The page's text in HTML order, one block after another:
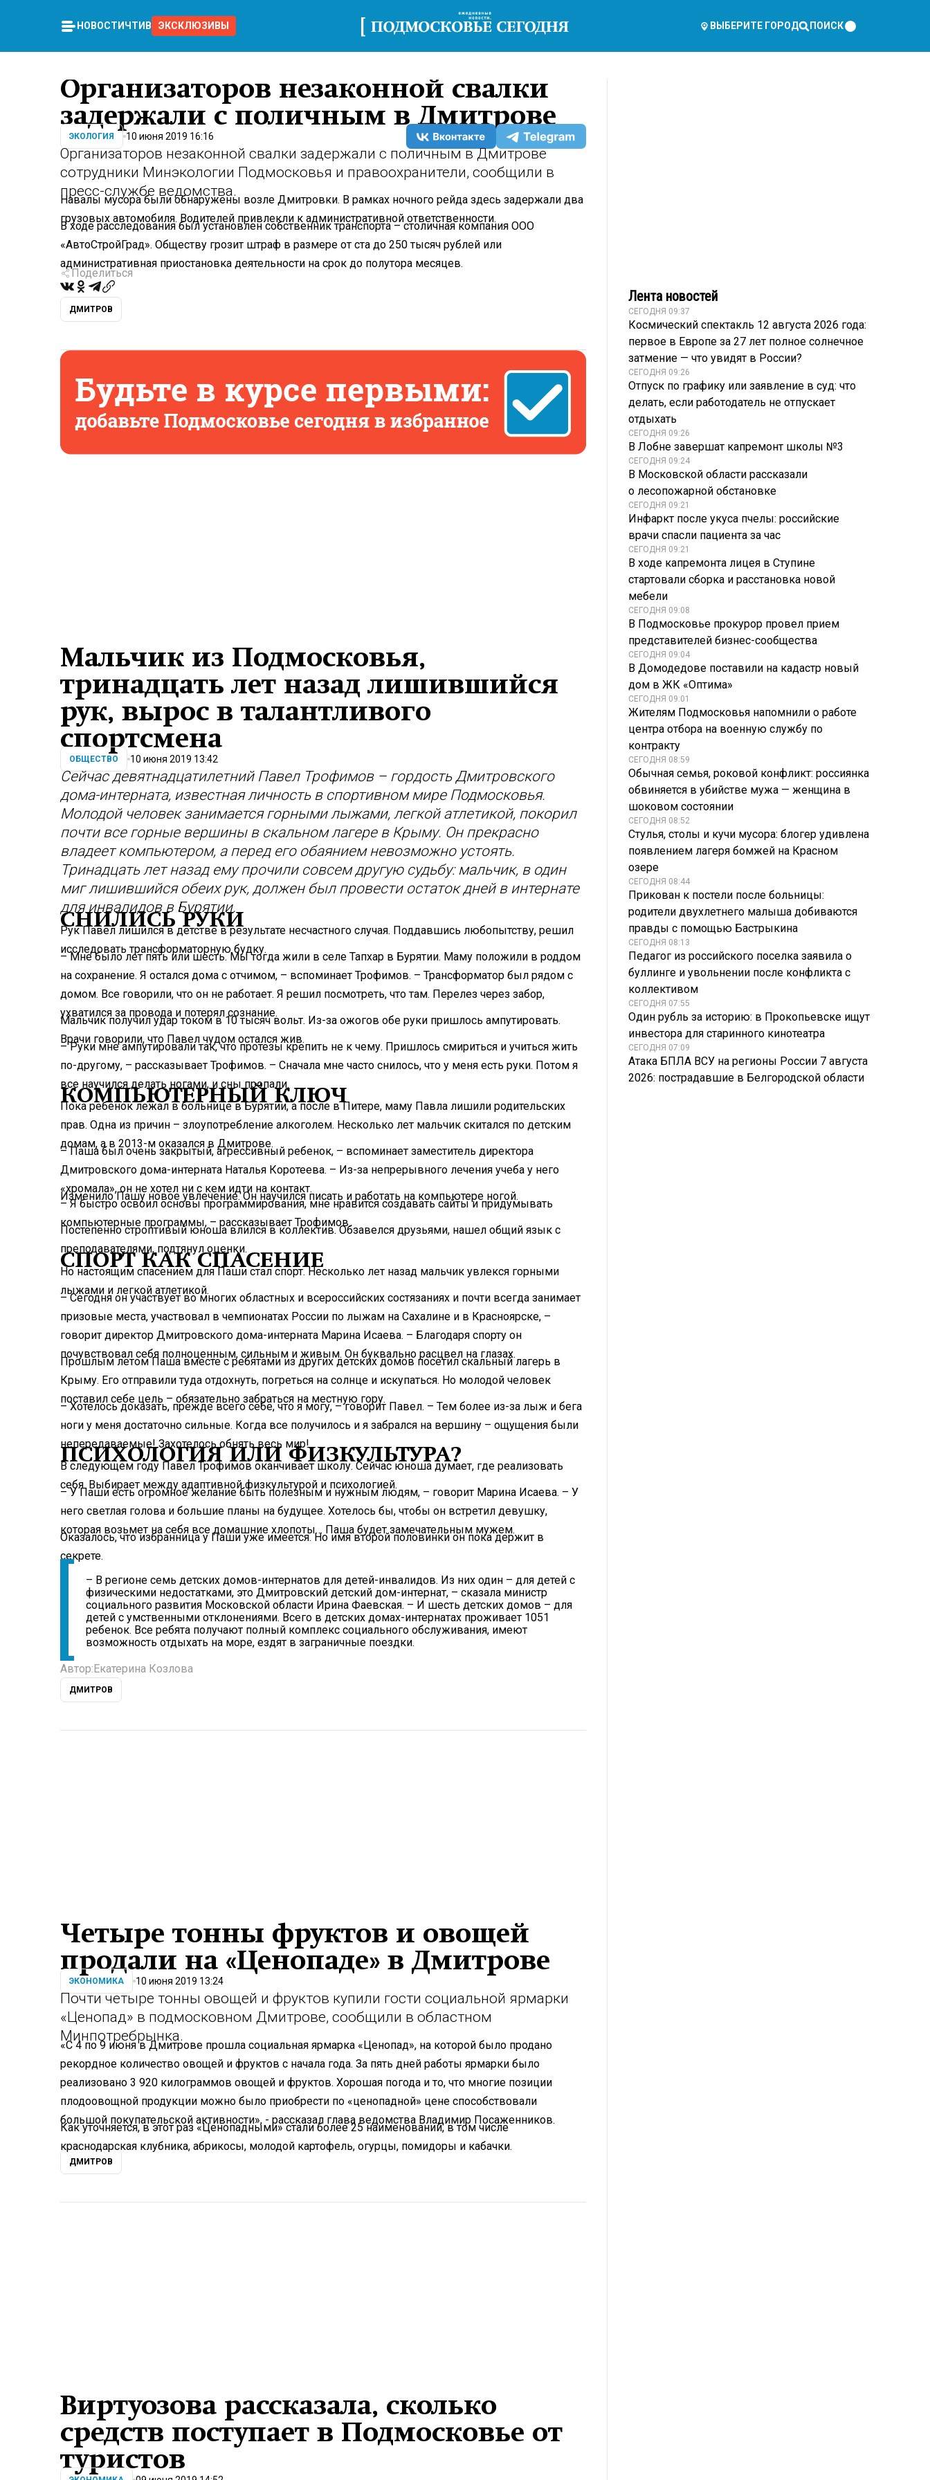
НОВОСТИ ЧТИВО ЭКСКЛЮЗИВЫ ВЫБЕРИТЕ ГОРОД ПОИСК
Организаторов незаконной свалки
задержали с поличным в Дмитрове
ЭКОЛОГИЯ 10 июня 2019 16:16
Организаторов незаконной свалки задержали с поличным в Дмитрове
сотрудники Минэкологии Подмосковья и правоохранители, сообщили в
пресс-службе ведомства.
Навалы мусора были обнаружены возле Дмитровки. В рамках ночного рейда здесь задержали два
грузовых автомобиля. Водителей привлекли к административной ответственности.
В ходе расследования был установлен собственник транспорта – столичная компания ООО
«АвтоСтройГрад». Обществу грозит штраф в размере от ста до 250 тысяч рублей или
административная приостановка деятельности на срок до полутора месяцев.
Поделиться
ДМИТРОВ
Мальчик из Подмосковья,
тринадцать лет назад лишившийся
рук, вырос в талантливого
спортсмена
ОБЩЕСТВО 10 июня 2019 13:42
Сейчас девятнадцатилетний Павел Трофимов – гордость Дмитровского
дома-интерната, известная личность в спортивном мире Подмосковья.
Молодой человек занимается горными лыжами, легкой атлетикой, покорил
почти все горные вершины в скальном лагере в Крыму. Он прекрасно
владеет компьютером, а перед его обаянием невозможно устоять.
Тринадцать лет назад ему прочили совсем другую судьбу: мальчик, в один
миг лишившийся обеих рук, должен был провести остаток дней в интернате
для инвалидов в Бурятии.
СНИЛИСЬ РУКИ
Рук Павел лишился в детстве в результате несчастного случая. Поддавшись любопытству, решил
исследовать трансформаторную будку.
– Мне было лет пять или шесть. Мы тогда жили в селе Тапхар в Бурятии. Маму положили в роддом
на сохранение. Я остался дома с отчимом, – вспоминает Трофимов. – Трансформатор был рядом с
домом. Все говорили, что он не работает. Я решил посмотреть, что там. Перелез через забор,
ухватился за провода и потерял сознание.
Мальчик получил удар током в 10 тысяч вольт. Из-за ожогов обе руки пришлось ампутировать.
Врачи говорили, что Павел чудом остался жив.
– Руки мне ампутировали так, что протезы крепить не к чему. Пришлось смириться и учиться жить
по-другому, – рассказывает Трофимов. – Сначала мне часто снилось, что у меня есть руки. Потом я
все научился делать ногами, и сны пропали.
КОМПЬЮТЕРНЫЙ КЛЮЧ
Пока ребенок лежал в больнице в Бурятии, а после в Питере, маму Павла лишили родительских
прав. Одна из причин – злоупотребление алкоголем. Несколько лет мальчик скитался по детским
домам, а в 2013-м оказался в Дмитрове.
– Паша был очень закрытый, агрессивный ребенок, – вспоминает заместитель директора
Дмитровского дома-интерната Наталья Коротеева. – Из-за непрерывного лечения учеба у него
«хромала», он не хотел ни с кем идти на контакт.
Изменило Пашу новое увлечение. Он научился писать и работать на компьютере ногой.
– Я быстро освоил основы программирования, мне нравится создавать сайты и придумывать
компьютерные программы, – рассказывает Трофимов.
Постепенно строптивый юноша влился в коллектив. Обзавелся друзьями, нашел общий язык с
преподавателями, подтянул оценки.
СПОРТ КАК СПАСЕНИЕ
Но настоящим спасением для Паши стал спорт. Несколько лет назад мальчик увлекся горными
лыжами и легкой атлетикой.
– Сегодня он участвует во многих областных и всероссийских состязаниях и почти всегда занимает
призовые места, участвовал в чемпионатах России по лыжам на Сахалине и в Красноярске, –
говорит директор Дмитровского дома-интерната Марина Исаева. – Благодаря спорту он
почувствовал себя полноценным, сильным и живым. Он буквально расцвел на глазах.
Прошлым летом Паша вместе с ребятами из других детских домов посетил скальный лагерь в
Крыму. Его отправили туда отдохнуть, погреться на солнце и искупаться. Но молодой человек
поставил себе цель – обязательно забраться на местную гору.
– Хотелось доказать, прежде всего себе, что я могу, – говорит Павел. – Тем более из-за лыж и бега
ноги у меня достаточно сильные. Когда все получилось и я забрался на вершину – ощущения были
непередаваемые! Захотелось обнять весь мир!
ПСИХОЛОГИЯ ИЛИ ФИЗКУЛЬТУРА?
В следующем году Павел Трофимов оканчивает школу. Сейчас юноша думает, где реализовать
себя. Выбирает между адаптивной физкультурой и психологией.
– У Паши есть огромное желание быть полезным и нужным людям, – говорит Марина Исаева. – У
него светлая голова и большие планы на будущее. Хотелось бы, чтобы он встретил девушку,
которая возьмет на себя все домашние хлопоты… Паша будет замечательным мужем.
Оказалось, что избранница у Паши уже имеется. Но имя второй половинки он пока держит в
секрете.
– В регионе семь детских домов-интернатов для детей-инвалидов. Из них один – для детей с
физическими недостатками, это Дмитровский детский дом-интернат, – сказала министр
социального развития Московской области Ирина Фаевская. – И шесть детских домов – для
детей с умственными отклонениями. Всего в детских домах-интернатах проживает 1051
ребенок. Все ребята получают полный комплекс социального обслуживания, имеют
возможность отдыхать на море, ездят в заграничные поездки.
Автор: Екатерина Козлова
ДМИТРОВ
Четыре тонны фруктов и овощей
продали на «Ценопаде» в Дмитрове
ЭКОНОМИКА 10 июня 2019 13:24
Почти четыре тонны овощей и фруктов купили гости социальной ярмарки
«Ценопад» в подмосковном Дмитрове, сообщили в областном
Минпотребрынка.
«С 4 по 9 июня в Дмитрове прошла социальная ярмарка «Ценопад», на которой было продано
рекордное количество овощей и фруктов с начала года. За пять дней работы ярмарки было
реализовано 3 920 килограммов овощей и фруктов. Хорошая погода и то, что многие позиции
плодоовощной продукции можно было приобрести по «ценопадной» цене способствовали
большой покупательской активности», - рассказал глава ведомства Владимир Посаженников.
Как уточняется, в этот раз «Ценопадными» стали более 25 наименований, в том числе
краснодарская клубника, абрикосы, молодой картофель, огурцы, помидоры и кабачки.
ДМИТРОВ
Виртуозова рассказала, сколько
средств поступает в Подмосковье от
туристов
Лента новостей
СЕГОДНЯ 09:37
Космический спектакль 12 августа 2026 года:
первое в Европе за 27 лет полное солнечное
затмение — что увидят в России?
СЕГОДНЯ 09:26
Отпуск по графику или заявление в суд: что
делать, если работодатель не отпускает
отдыхать
СЕГОДНЯ 09:26
В Лобне завершат капремонт школы №3
СЕГОДНЯ 09:24
В Московской области рассказали
о лесопожарной обстановке
СЕГОДНЯ 09:21
Инфаркт после укуса пчелы: российские
врачи спасли пациента за час
СЕГОДНЯ 09:21
В ходе капремонта лицея в Ступине
стартовали сборка и расстановка новой
мебели
СЕГОДНЯ 09:08
В Подмосковье прокурор провел прием
представителей бизнес-сообщества
СЕГОДНЯ 09:04
В Домодедове поставили на кадастр новый
дом в ЖК «Оптима»
СЕГОДНЯ 09:01
Жителям Подмосковья напомнили о работе
центра отбора на военную службу по
контракту
СЕГОДНЯ 08:59
Обычная семья, роковой конфликт: россиянка
обвиняется в убийстве мужа — женщина в
шоковом состоянии
СЕГОДНЯ 08:52
Стулья, столы и кучи мусора: блогер удивлена
появлением лагеря бомжей на Красном
озере
СЕГОДНЯ 08:44
Прикован к постели после больницы:
родители двухлетнего малыша добиваются
правды с помощью Бастрыкина
СЕГОДНЯ 08:13
Педагог из российского поселка заявила о
буллинге и увольнении после конфликта с
коллективом
СЕГОДНЯ 07:55
Один рубль за историю: в Прокопьевске ищут
инвестора для старинного кинотеатра
СЕГОДНЯ 07:09
Атака БПЛА ВСУ на регионы России 7 августа
2026: пострадавшие в Белгородской области